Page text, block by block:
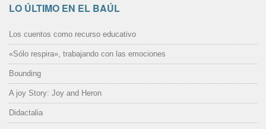
LO ÚLTIMO EN EL BAÚL
Los cuentos como recurso educativo
«Sólo respira», trabajando con las emociones
Bounding
A joy Story: Joy and Heron
Didactalia